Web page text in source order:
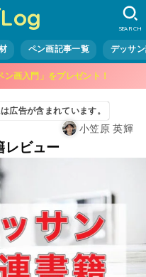
ペン画記事一覧 デッサ
SEARCH
画入門」をプレゼント！
広告が含まれています。
小笠原 英輝
レビュー